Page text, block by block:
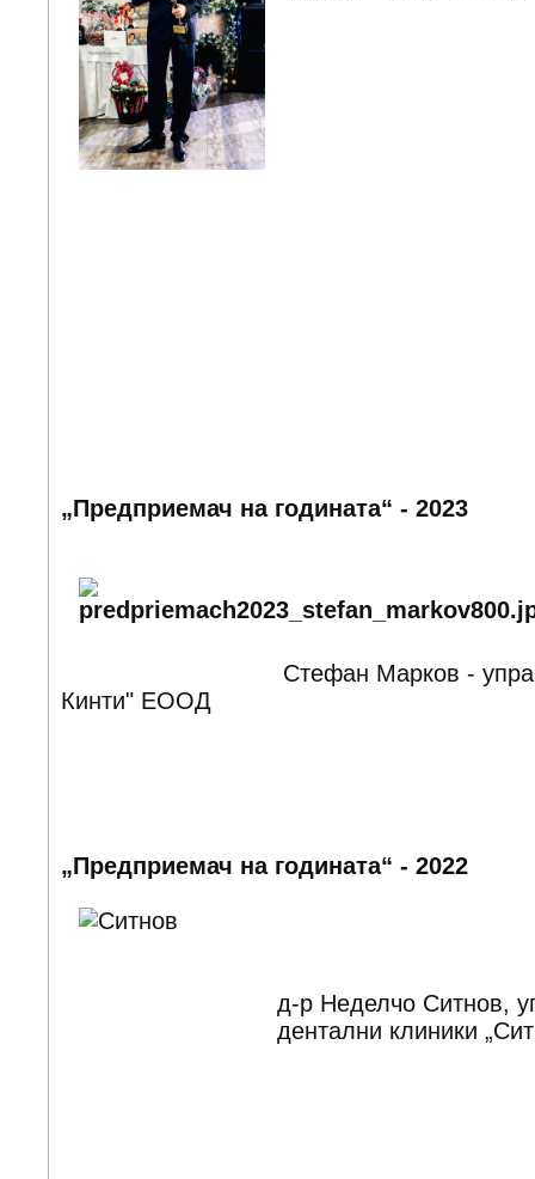
„Предприемач на годината“ - 2023
Стефан Марков -
Кинти" ЕООД
„Предприемач на годината“ - 2022
д-р Неделчо Ситнов,
дентални клиники